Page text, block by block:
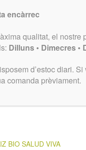
encàrrec
qualitat, el nostre
Dilluns • Dimecres •
d’estoc diari.
comanda prèviament.